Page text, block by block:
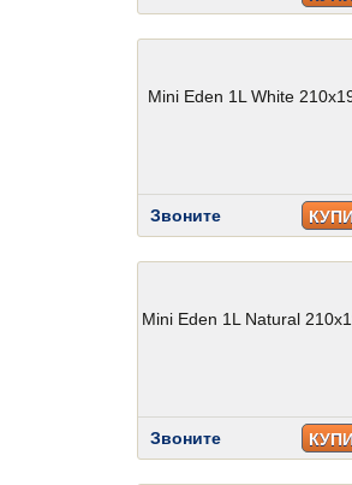
Mini Eden 1L White
Звоните
Mini Eden 1L Natural
Звоните